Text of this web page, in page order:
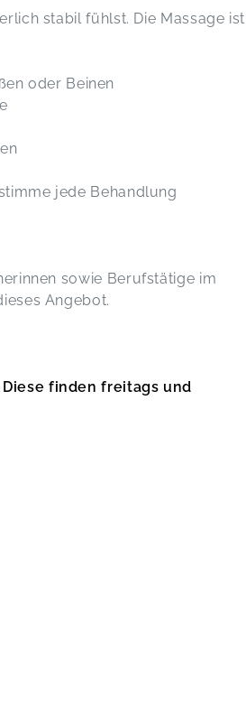
stabil fühlst. Die Massage ist
oder Beinen
jede Behandlung
sowie Berufstätige im
Angebot.
finden freitags und